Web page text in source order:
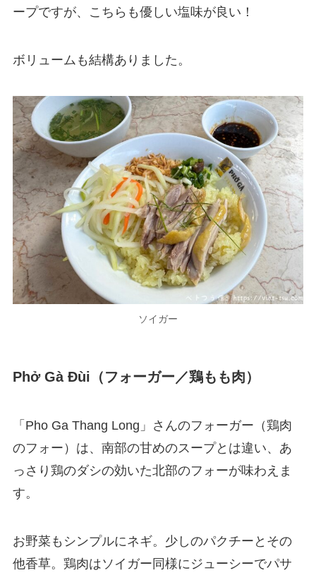
ープですが、こちらも優しい塩味が良い！
ボリュームも結構ありました。
ソイガー
Phở Gà Đùi（フォーガー／鶏もも肉）
「Pho Ga Thang Long」さんのフォーガー（鶏肉
のフォー）は、南部の甘めのスープとは違い、あ
っさり鶏のダシの効いた北部のフォーが味わえま
す。
お野菜もシンプルにネギ。少しのパクチーとその
他香草。鶏肉はソイガー同様にジューシーでパサ